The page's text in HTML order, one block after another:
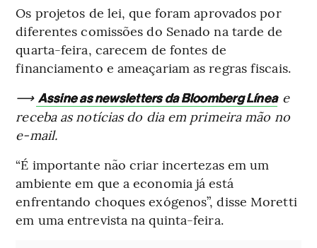
Os projetos de lei, que foram aprovados por
diferentes comissões do Senado na tarde de
quarta-feira, carecem de fontes de
financiamento e ameaçariam as regras fiscais.
⟶ Assine as newsletters da Bloomberg Línea e
receba as notícias do dia em primeira mão no
e-mail.
“É importante não criar incertezas em um
ambiente em que a economia já está
enfrentando choques exógenos”, disse Moretti
em uma entrevista na quinta-feira.